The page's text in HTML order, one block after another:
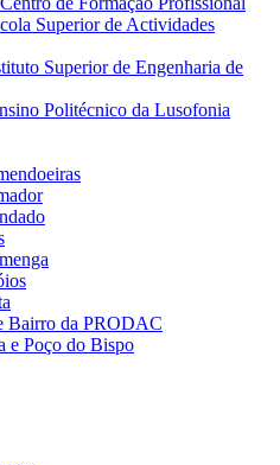
Superior de Actividades
Superior de Engenharia de
Politécnico da Lusofonia
Bairro da PRODAC
e Poço do Bispo